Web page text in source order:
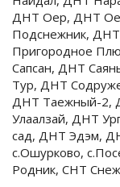
ДНТ Оер, ДНТ
Подснежник,
Пригородное
Сапсан, ДНТ
Тур, ДНТ
ДНТ Таежный-2,
Улаалзай, ДНТ
сад, ДНТ Эдэм,
с.Ошурково,
Родник, СНТ